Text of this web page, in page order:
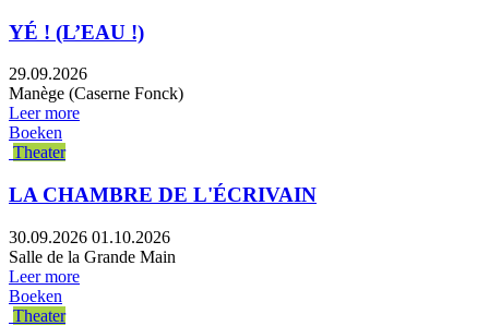
YÉ ! (L’EAU !)
29.09.2026
Manège (Caserne Fonck)
Leer more
Boeken
Theater
LA CHAMBRE DE L'ÉCRIVAIN
30.09.2026 01.10.2026
Salle de la Grande Main
Leer more
Boeken
Theater